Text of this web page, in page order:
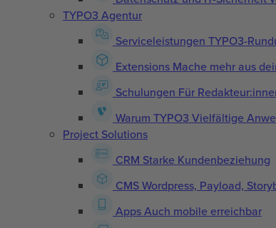
TYPO3 Agentur
Serviceleistungen TYPO3-
Extensions Mache mehr aus
Schulungen Für
Warum TYPO3 Vielfältige
Project Solutions
CRM Starke Kundenbeziehung
CMSWordpress, Payload,
AppsAuch mobile erreichbar